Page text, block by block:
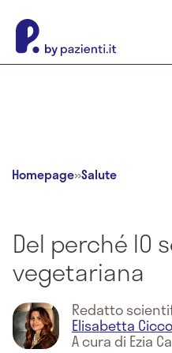
Homepage»Salute
Del perché IO
vegetariana
Redatto
Elisabetta
A cura di Ezia